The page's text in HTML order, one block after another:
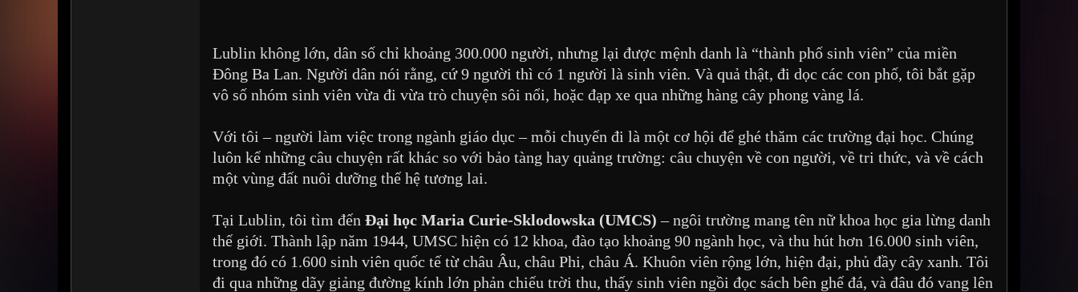
Lublin không lớn, dân số chỉ khoảng 300.000 người, nhưng lại được mệnh danh là “thành phố sinh viên” của miền
Đông Ba Lan. Người dân nói rằng, cứ 9 người thì có 1 người là sinh viên. Và quả thật, đi dọc các con phố, tôi bắt gặp
vô số nhóm sinh viên vừa đi vừa trò chuyện sôi nổi, hoặc đạp xe qua những hàng cây phong vàng lá.
Với tôi – người làm việc trong ngành giáo dục – mỗi chuyến đi là một cơ hội để ghé thăm các trường đại học. Chúng
luôn kể những câu chuyện rất khác so với bảo tàng hay quảng trường: câu chuyện về con người, về tri thức, và về cách
một vùng đất nuôi dưỡng thế hệ tương lai.
Tại Lublin, tôi tìm đến Đại học Maria Curie-Sklodowska (UMCS) – ngôi trường mang tên nữ khoa học gia lừng danh
thế giới. Thành lập năm 1944, UMSC hiện có 12 khoa, đào tạo khoảng 90 ngành học, và thu hút hơn 16.000 sinh viên,
trong đó có 1.600 sinh viên quốc tế từ châu Âu, châu Phi, châu Á. Khuôn viên rộng lớn, hiện đại, phủ đầy cây xanh. Tôi
đi qua những dãy giảng đường kính lớn phản chiếu trời thu, thấy sinh viên ngồi đọc sách bên ghế đá, và đâu đó vang lên